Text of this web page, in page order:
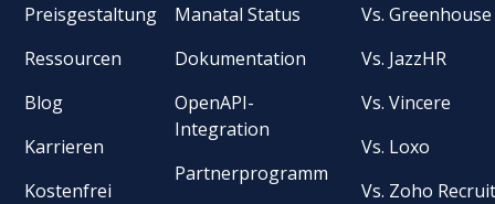
Preisgestaltung
Ressourcen
Blog
Karrieren
Kostenfrei
Manatal Status
Dokumentation
OpenAPI-
Integration
Partnerprogramm
Vs. Greenhouse
Vs. JazzHR
Vs. Vincere
Vs. Loxo
Vs. Zoho